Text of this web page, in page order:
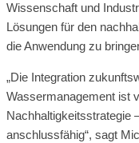
Wissenschaft und
Lösungen für den
die Anwendung zu
„Die Integration
Wassermanagement ist
Nachhaltigkeitsstrategie
anschlussfähig“, sagt